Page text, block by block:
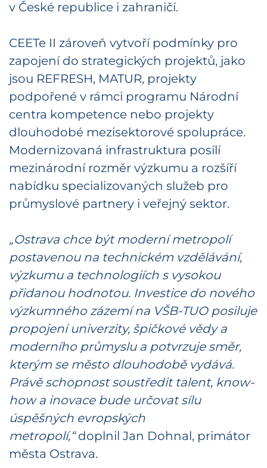
v České republice i zahraničí.
CEETe II zároveň vytvoří podmínky pro
zapojení do strategických projektů, jako
jsou REFRESH, MATUR, projekty
podpořené v rámci programu Národní
centra kompetence nebo projekty
dlouhodobé mezisektorové spolupráce.
Modernizovaná infrastruktura posílí
mezinárodní rozměr výzkumu a rozšíří
nabídku specializovaných služeb pro
průmyslové partnery i veřejný sektor.
„Ostrava chce být moderní metropolí
postavenou na technickém vzdělávání,
výzkumu a technologiích s vysokou
přidanou hodnotou. Investice do nového
výzkumného zázemí na VŠB-TUO posiluje
propojení univerzity, špičkové vědy a
moderního průmyslu a potvrzuje směr,
kterým se město dlouhodobě vydává.
Právě schopnost soustředit talent, know-
how a inovace bude určovat sílu
úspěšných evropských
metropolí,“doplnil Jan Dohnal, primátor
města Ostrava.